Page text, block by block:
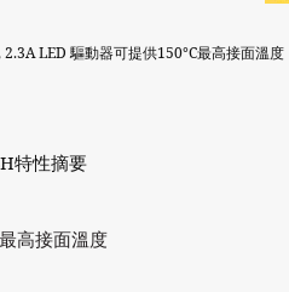
2.3A LED驅動器可提供150°C最高接面溫度
特性摘要
最高接面溫度